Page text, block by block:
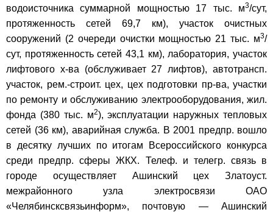
водоисточника суммарной мощностью 17 тыс. м3/сут,
протяженность сетей 69,7 км), участок очистных
сооружений (2 очереди очистки мощностью 21 тыс. м3/
сут, протяженность сетей 43,1 км), лаборатория, участок
лифтового х-ва (обслуживает 27 лифтов), автотрансп.
участок, рем.-строит. цех, цех подготовки пр-ва, участки
по ремонту и обслуживанию электрооборудования, жил.
фонда (380 тыс. м2), эксплуатации наружных тепловых
сетей (36 км), аварийная служба. В 2001 предпр. вошло
в десятку лучших по итогам Всероссийского конкурса
среди предпр. сферы ЖКХ. Телеф. и телегр. связь в
городе осуществляет Ашинский цех Златоуст.
межрайонного узла электросвязи ОАО
«Челябинсксвязьинформ», почтовую — Ашинский